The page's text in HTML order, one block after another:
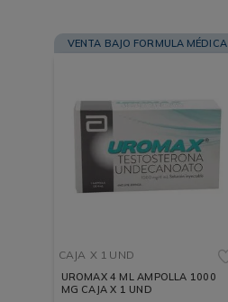
VENTA BAJO FORMULA MÉDICA
CAJA X 1 UND
UROMAX 4 ML AMPOLLA 1000
MG CAJA X 1 UND